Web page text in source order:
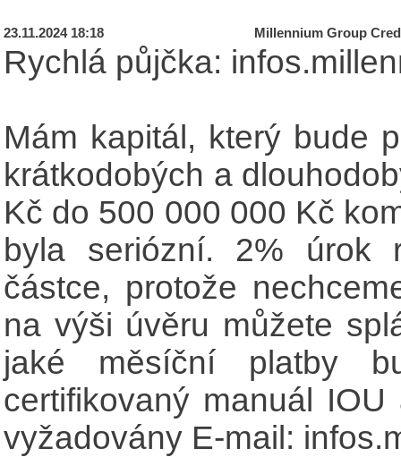
23.11.2024 18:18 Millennium Group
Rychlá půjčka:
Mám kapitál, který bude
krátkodobých a
Kč do 500 000 000 Kč
byla seriózní. 2% úrok
částce, protože
na výši úvěru můžete
jaké měsíční platby
certifikovaný manuál
vyžadovány E-mail: